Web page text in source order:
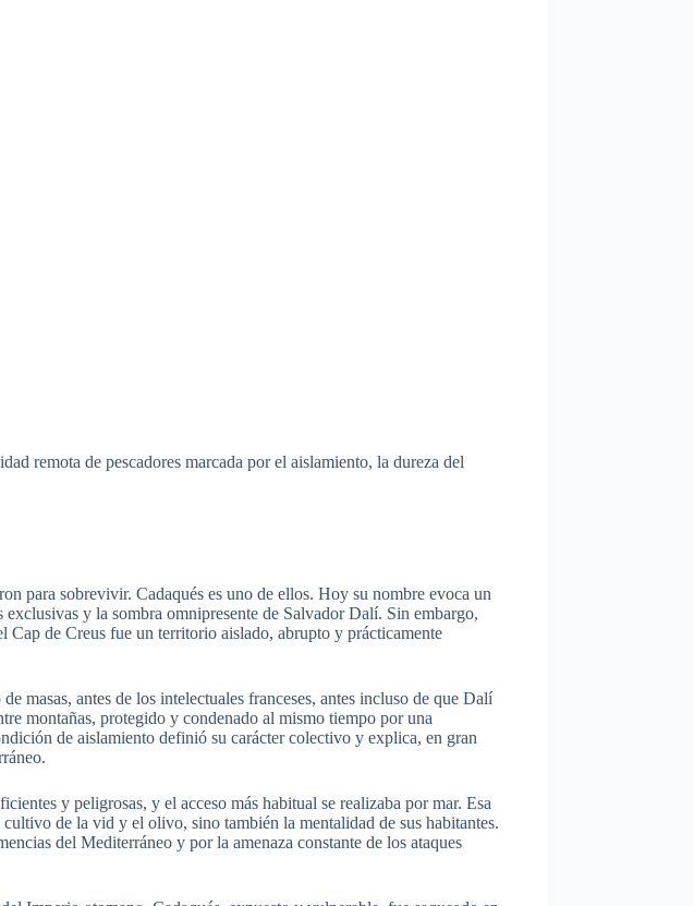
remota de pescadores marcada por el aislamiento, la dureza del
para sobrevivir. Cadaqués es uno de ellos. Hoy su nombre evoca un
y la sombra omnipresente de Salvador Dalí. Sin embargo,
Cap de Creus fue un territorio aislado, abrupto y prácticamente
masas, antes de los intelectuales franceses, antes incluso de que Dalí
montañas, protegido y condenado al mismo tiempo por una
de aislamiento definió su carácter colectivo y explica, en gran
y peligrosas, y el acceso más habitual se realizaba por mar. Esa
de la vid y el olivo, sino también la mentalidad de sus habitantes.
del Mediterráneo y por la amenaza constante de los ataques